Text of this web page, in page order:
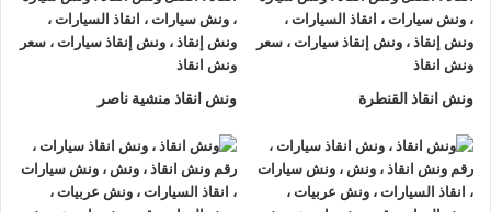
ونش انقاذ القنطرة ونش انقاذ منشية ناصر